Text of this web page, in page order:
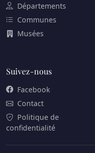
Départements
Communes
Musées
Suivez-nous
Facebook
Contact
Politique de
confidentialité